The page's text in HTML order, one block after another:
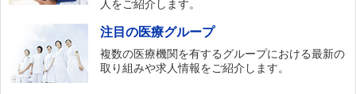
人をご紹介します。
注目の医療グループ
複数の医療機関を有するグループにおける最新の
取り組みや求人情報をご紹介します。